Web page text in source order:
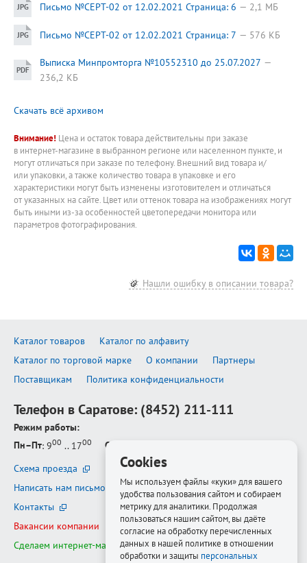
Письмо №СЕРТ-02 от 12.02.2021 Страница: 6 2,1 МБ
Письмо №СЕРТ-02 от 12.02.2021 Страница: 7 576 КБ
Выписка Минпромторга №10552310 до 25.07.2027
236,2 КБ
Скачать всё архивом
Внимание! Цена и остаток товара действительны при заказе
в интернет-магазине в выбранном регионе или населенном пункте, и
могут отличаться при заказе по телефону. Внешний вид товара и/
или упаковки, а также количество товара в упаковке и его
характеристики могут быть изменены изготовителем и отличаться
от указанных на сайте. Цвет или оттенок товара на изображениях могут
быть иными из-за особенностей цветопередачи монитора или
параметров фотографирования.
Нашли ошибку в описании товара?
Каталог товаров
Каталог по алфавиту
Каталог по торговой марке
О компании
Партнеры
Поставщикам
Политика конфиденциальности
Телефон в Саратове: (8452) 211-111
Режим работы:
Пн–Пт: 900 .. 1700 Сб–Вс
Схема проезда
Написать нам письмо
Контакты
Вакансии компании
Сделаем интернет-магазин ещё лучше
Cookies
Мы используем файлы «куки» для вашего
удобства пользования сайтом и собираем
метрику для аналитики. Продолжая
пользоваться нашим сайтом, вы даёте
согласие на обработку перечисленных
данных в нашей политике в отношении
обработки и защиты персональных